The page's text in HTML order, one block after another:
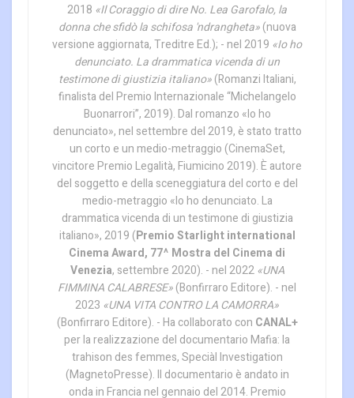
2018 «Il Coraggio di dire No. Lea Garofalo, la
donna che sfidò la schifosa 'ndrangheta»(nuova
versione aggiornata, Treditre Ed.); - nel 2019 «Io ho
denunciato. La drammatica vicenda di un
testimone di giustizia italiano»(Romanzi Italiani,
finalista del Premio Internazionale “Michelangelo
Buonarrori”, 2019). Dal romanzo «Io ho
denunciato», nel settembre del 2019, è stato tratto
un corto e un medio-metraggio (CinemaSet,
vincitore Premio Legalità, Fiumicino 2019). È autore
del soggetto e della sceneggiatura del corto e del
medio-metraggio «Io ho denunciato. La
drammatica vicenda di un testimone di giustizia
italiano», 2019 (Premio Starlight international
Cinema Award, 77^ Mostra del Cinema di
Venezia, settembre 2020). - nel 2022«UNA
FIMMINA CALABRESE»(Bonfirraro Editore). - nel
2023 «UNA VITA CONTRO LA CAMORRA»
(Bonfirraro Editore). - Ha collaborato con CANAL+
per la realizzazione del documentario Mafia: la
trahison des femmes, Speciàl Investigation
(MagnetoPresse). Il documentario è andato in
onda in Francia nel gennaio del 2014. Premio